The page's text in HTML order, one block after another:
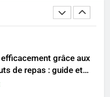
grâce aux
de repas : guide et
pratiques